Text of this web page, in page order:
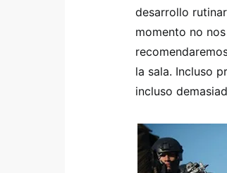
desarrollo
momento no
la sala. Incluso
incluso